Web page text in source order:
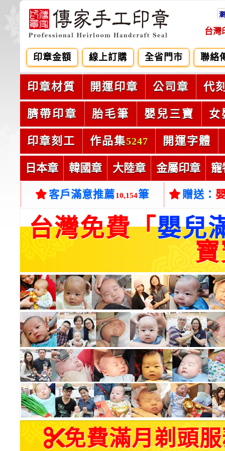
台灣
印章金額 線上訂購 全省門市 聯絡
印章材質 開運印章 公司章 代
臍帶印章 胎毛筆 嬰兒三寶 女
印章刻工 作品集5247 開運字體
日本章 韓國章 大陸章 金屬印章 寵
客戶滿意推薦10,154筆 贈送：
台灣免費「嬰兒
免費滿月剃頭服